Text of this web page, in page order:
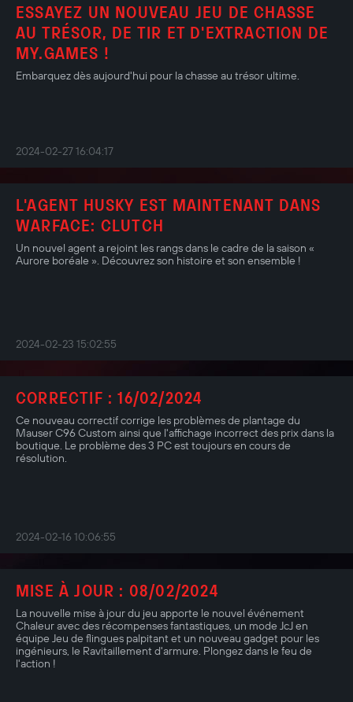
ESSAYEZ UN NOUVEAU JEU DE CHASSE
AU TRÉSOR, DE TIR ET D'EXTRACTION DE
MY.GAMES !
Embarquez dès aujourd'hui pour la chasse au trésor ultime.
2024-02-27 16:04:17
L'AGENT HUSKY EST MAINTENANT DANS
WARFACE: CLUTCH
Un nouvel agent a rejoint les rangs dans le cadre de la saison «
Aurore boréale ». Découvrez son histoire et son ensemble !
2024-02-23 15:02:55
CORRECTIF : 16/02/2024
Ce nouveau correctif corrige les problèmes de plantage du
Mauser C96 Custom ainsi que l'affichage incorrect des prix dans la
boutique. Le problème des 3 PC est toujours en cours de
résolution.
2024-02-16 10:06:55
MISE À JOUR : 08/02/2024
La nouvelle mise à jour du jeu apporte le nouvel événement
Chaleur avec des récompenses fantastiques, un mode JcJ en
équipe Jeu de flingues palpitant et un nouveau gadget pour les
ingénieurs, le Ravitaillement d'armure. Plongez dans le feu de
l'action !